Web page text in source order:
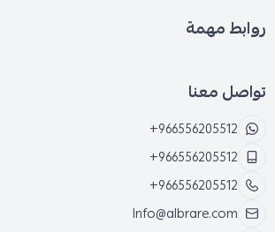
روابط مهمة
تواصل معنا
+966556205512
+966556205512
+966556205512
Info@albrare.com